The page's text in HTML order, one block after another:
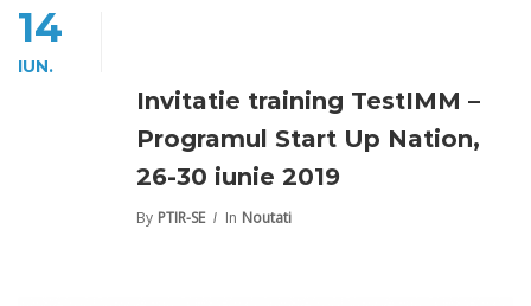
14
IUN.
Invitatie training TestIMM –
Programul Start Up Nation,
26-30 iunie 2019
By PTIR-SE In Noutati